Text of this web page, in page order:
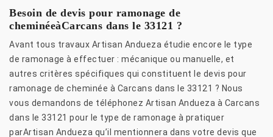
Besoin de devis pour ramonage de
cheminéeàCarcans dans le 33121 ?
Avant tous travaux Artisan Andueza étudie encore le type
de ramonage à effectuer : mécanique ou manuelle, et
autres critères spécifiques qui constituent le devis pour
ramonage de cheminée à Carcans dans le 33121 ? Nous
vous demandons de téléphonez Artisan Andueza à Carcans
dans le 33121 pour le type de ramonage à pratiquer
parArtisan Andueza qu’il mentionnera dans votre devis que